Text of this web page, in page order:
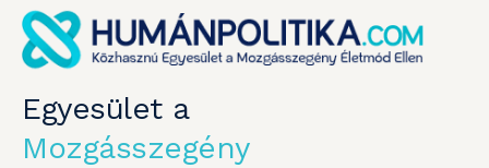
Egyesület a
Mozgásszegény